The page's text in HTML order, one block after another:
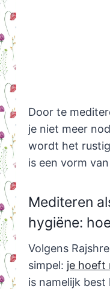
Door te
je niet meer
wordt het
is een vorm
Mediteren
hygiëne:
Volgens
simpel: je hoeft
is namelijk best